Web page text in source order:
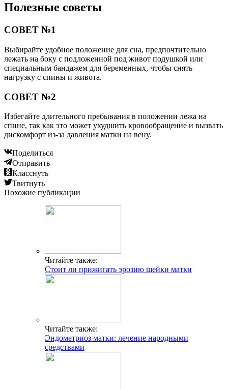
Полезные советы
СОВЕТ №1
Выбирайте удобное положение для сна, предпочтительно
лежать на боку с подложенной под живот подушкой или
специальным бандажем для беременных, чтобы снять
нагрузку с спины и живота.
СОВЕТ №2
Избегайте длительного пребывания в положении лежа на
спине, так как это может ухудшить кровообращение и вызвать
дискомфорт из-за давления матки на вену.
Поделиться
Отправить
Класснуть
Твитнуть
Похожие публикации
Читайте также:
Cтоит ли прижигать эрозию шейки матки
Читайте также:
Эндометриоз матки: лечение народными
средствами